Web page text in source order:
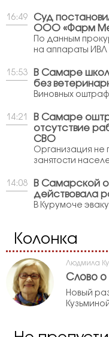
16:49
Суд
ООО «Фарм
По данным
на аппараты ИВЛ
15:53
В Самаре
без
Виновных
14:21
В Самаре
отсутствие
СВО
Организация не
занятости
14:08
В Самарской
действовала
В Курумоче
Колонка
Людмила
Слово о
Новый
Кузьминой